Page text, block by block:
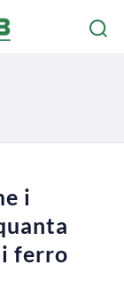
i
ferro